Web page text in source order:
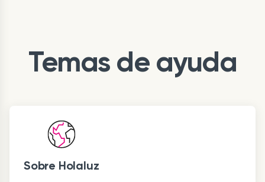
Temas de ayuda
Sobre Holaluz